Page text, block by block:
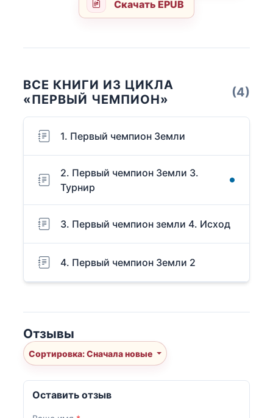
Скачать EPUB
ВСЕ КНИГИ ИЗ ЦИКЛА
«ПЕРВЫЙ ЧЕМПИОН»
(4)
1. Первый чемпион Земли
2. Первый чемпион Земли 3.
Турнир
3. Первый чемпион земли 4. Исход
4. Первый чемпион Земли 2
Отзывы
Сортировка: Сначала новые
Оставить отзыв